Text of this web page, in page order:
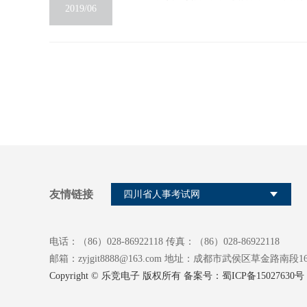
2019/06
友情链接 四川省人事考试网
电话：（86）028-86922118 传真：（86）028-86922118
邮箱：zyjgit8888@163.com 地址：成都市武侯区草金路南段
Copyright © 乐竞电子 版权所有 备案号： 蜀ICP备15027630号